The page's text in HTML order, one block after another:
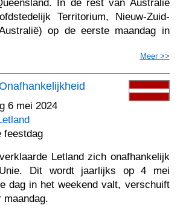
In de rest van Australië
Territorium, Nieuw-Zuid-
op de eerste maandag in
Meer >>
6 mei 2024
feestdag
Letland zich onafhankelijk
Dit wordt jaarlijks op 4 mei
dag in het weekend valt, verschuift
maandag.